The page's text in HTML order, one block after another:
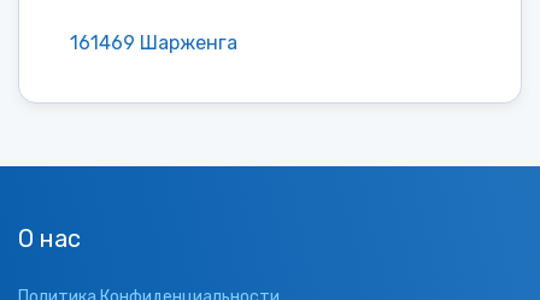
161469 Шарженга
О нас